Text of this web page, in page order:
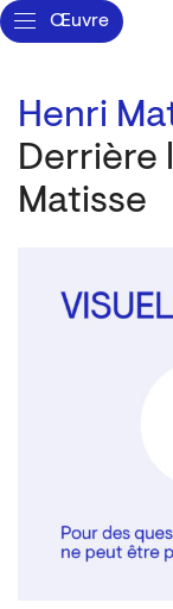
Œuvre
Henri
Derrière
Matisse